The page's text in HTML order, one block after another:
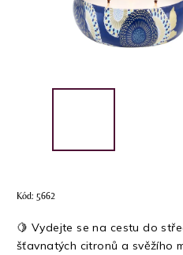
Kód: 5662
🍋 Vydejte se na cestu do
šťavnatých citronů a svěžího